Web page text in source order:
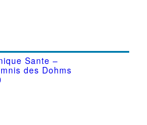
Sante –
des Dohms